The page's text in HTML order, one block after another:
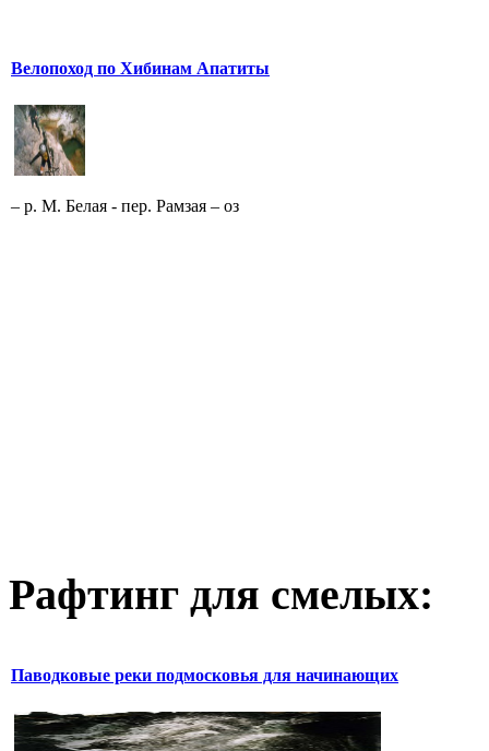
Велопоход по Хибинам Апатиты
– р. М. Белая - пер. Рамзая – оз
Рафтинг для смелых:
Паводковые реки подмосковья для начинающих